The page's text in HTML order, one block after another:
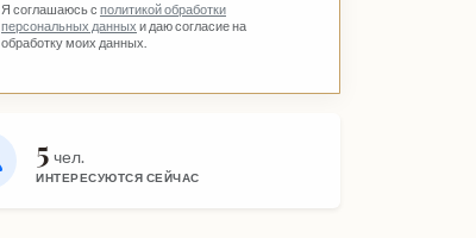
Я соглашаюсь с политикой обработки
персональных данных и даю согласие на
обработку моих данных.
5 чел.
ИНТЕРЕСУЮТСЯ СЕЙЧАС